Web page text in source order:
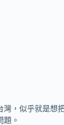
，似乎就是想
題。